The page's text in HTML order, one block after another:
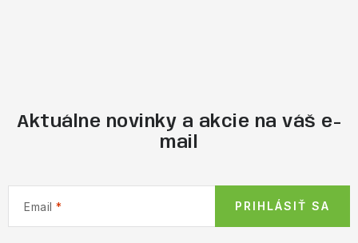
Aktuálne novinky a akcie na váš e-
mail
Email PRIHLÁSIŤ SA